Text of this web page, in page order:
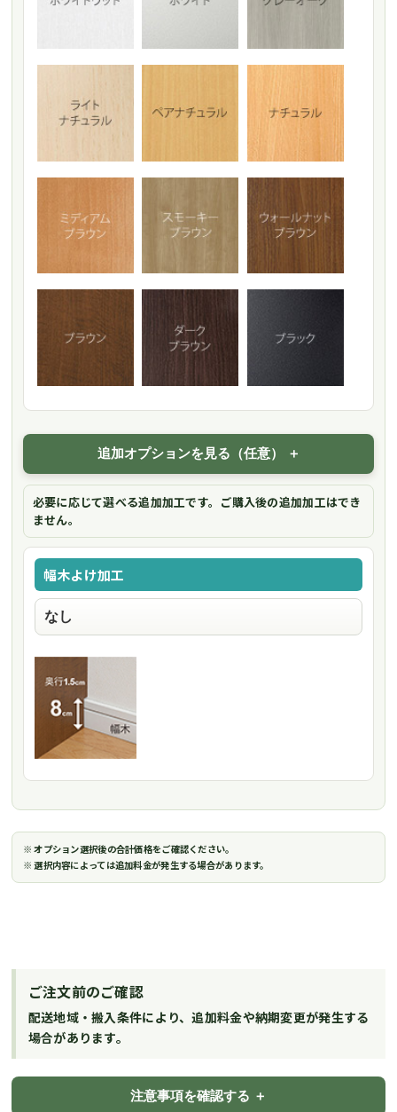
追加オプションを見る（任意）
必要に応じて選べる追加加工です。ご購入後の追加加工はでき
ません。
幅木よけ加工
※ オプション選択後の合計価格をご確認ください。
※ 選択内容によっては追加料金が発生する場合があります。
ご注文前のご確認
配送地域・搬入条件により、追加料金や納期変更が発生する
場合があります。
注意事項を確認する